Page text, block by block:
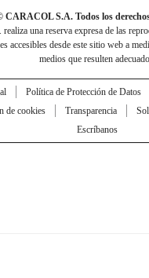
CARACOL S.A. Todos los
una reserva expresa de las
accesibles desde este sitio web a
medios que resulten
Política de Protección de Datos
de cookies
Transparencia
Escríbanos